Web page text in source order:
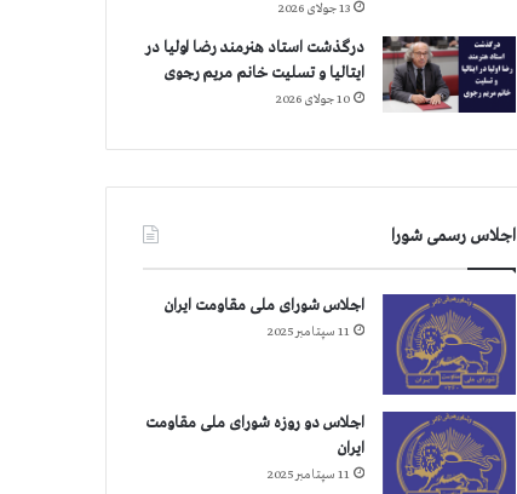
13 جولای 2026
درگذشت استاد هنرمند رضا اولیا در
ایتالیا و تسلیت خانم مریم رجوی
10 جولای 2026
اجلاس رسمی شورا
اجلاس شورای ملی مقاومت ایران
11 سپتامبر 2025
اجلاس دو روزه شورای ملی مقاومت
ایران
11 سپتامبر 2025